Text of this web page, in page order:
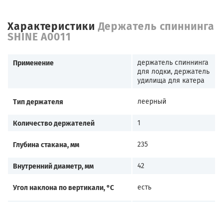
ХарактеристикиДержатель спиннинга
SHINE A0011
Применение
держатель спиннинга
для лодки, держатель
удилища для катера
Тип держателя леерный
Количество держателей 1
Глубина стакана, мм 235
Внутренний диаметр, мм 42
Угол наклона по вертикали, °С есть